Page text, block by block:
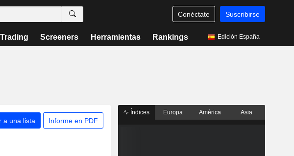
Conéctate Suscribirse
Trading Screeners Herramientas Rankings Edición España
a una lista Informe en PDF
Índices Europa América Asia